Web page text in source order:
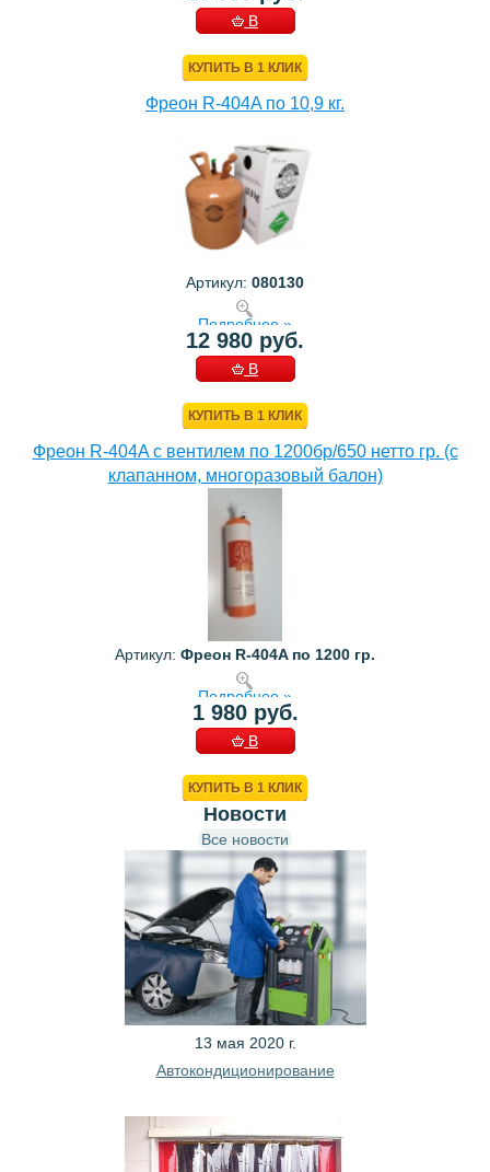
В
КУПИТЬ В 1 КЛИК
Фреон R-404A по 10,9 кг.
Артикул: 080130
Подробнее »
12 980 руб.
В
КУПИТЬ В 1 КЛИК
Фреон R-404A с вентилем по 1200бр/650 нетто гр. (с
клапанном, многоразовый балон)
Артикул: Фреон R-404A по 1200 гр.
Подробнее »
1 980 руб.
В
КУПИТЬ В 1 КЛИК
Новости
Все новости
13 мая 2020 г.
Автокондиционирование